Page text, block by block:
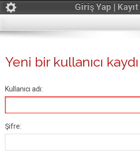
Giriş Yap | Kayıt
Yeni bir kullanıcı kaydı
Kullanıcı adı:
Şifre: